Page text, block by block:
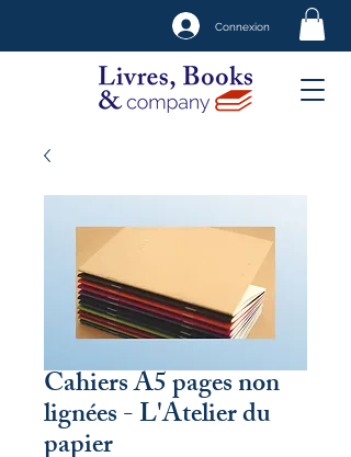
Connexion
Cahiers A5 pages non
lignées - L'Atelier du
papier